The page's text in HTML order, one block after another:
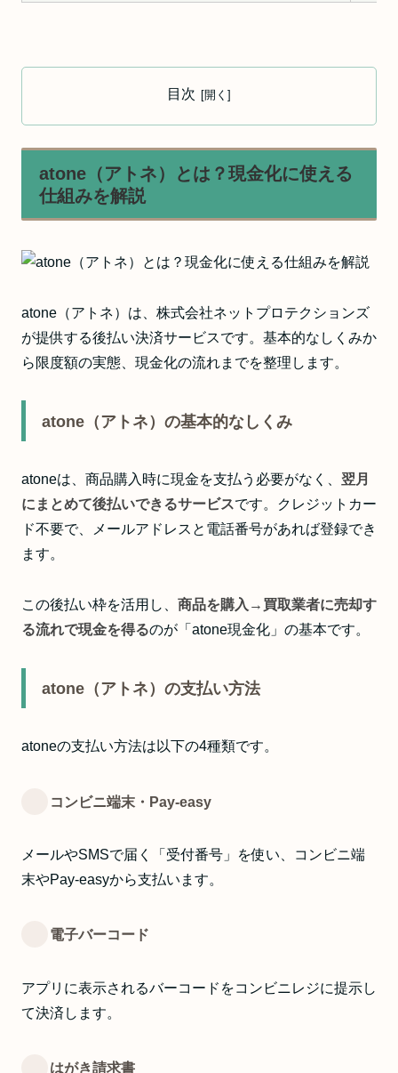
目次
atone（アトネ）とは？現金化に使える
仕組みを解説
atone（アトネ）は、株式会社ネットプロテクションズ
が提供する後払い決済サービスです。基本的なしくみか
ら限度額の実態、現金化の流れまでを整理します。
atone（アトネ）の基本的なしくみ
atoneは、商品購入時に現金を支払う必要がなく、 翌月
にまとめて後払いできるサービスです。クレジットカー
ド不要で、メールアドレスと電話番号があれば登録でき
ます。
この後払い枠を活用し、 商品を購入→買取業者に売却す
る流れで現金を得るのが「atone現金化」の基本です。
atone（アトネ）の支払い方法
atoneの支払い方法は以下の4種類です。
コンビニ端末・Pay-easy
メールやSMSで届く「受付番号」を使い、コンビニ端
末やPay-easyから支払います。
電子バーコード
アプリに表示されるバーコードをコンビニレジに提示し
て決済します。
はがき請求書